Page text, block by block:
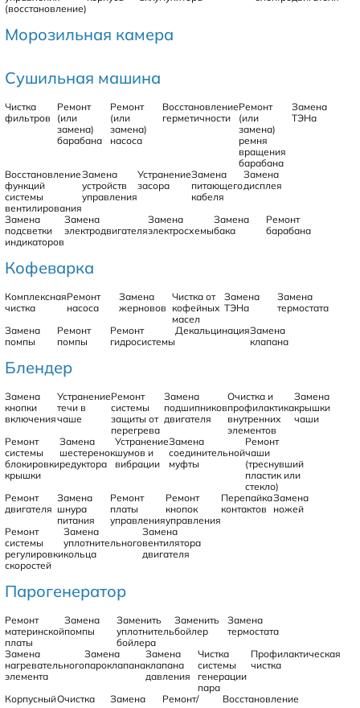
(восстановление)
Морозильная камера
Сушильная машина
Чистка
фильтров
Ремонт
(или
замена)
барабана
Ремонт
(или
замена)
насоса
Восстановление
герметичности
Ремонт
(или
замена)
ремня
вращения
барабана
Замена
ТЭНа
Восстановление
функций
системы
вентилирования
Замена
устройств
управления
Устранение
засора
Замена
питающего
кабеля
Замена
дисплея
Замена
подсветки
индикаторов
Замена
электродвигателя
Замена
электросхемы
Замена
бака
Ремонт
барабана
Кофеварка
Комплексная
чистка
Ремонт
насоса
Замена
жерновов
Чистка от
кофейных
масел
Замена
ТЭНа
Замена
термостата
Замена
помпы
Ремонт
помпы
Ремонт
гидросистемы
ДекальцинацияЗамена
клапана
Блендер
Замена
кнопки
включения
Устранение
течи в
чаше
Ремонт
системы
защиты от
перегрева
Замена
подшипников
двигателя
Очистка и
профилактика
внутренних
элементов
Замена
крышки
чаши
Ремонт
системы
блокировки
крышки
Замена
шестеренок
редуктора
Устранение
шумов и
вибрации
Замена
соединительной
муфты
Ремонт
чаши
(треснувший
пластик или
стекло)
Ремонт
двигателя
Замена
шнура
питания
Ремонт
платы
управления
Ремонт
кнопок
управления
Перепайка
контактов
Замена
ножей
Ремонт
системы
регулировки
скоростей
Замена
уплотнительного
кольца
Замена
вентилятора
двигателя
Парогенератор
Ремонт
материнской
платы
Замена
помпы
Заменить
уплотнитель
бойлера
Заменить
бойлер
Замена
термостата
Замена
нагревательного
элемента
Замена
пароклапана
Замена
клапана
давления
Чистка
системы
генерации
пара
Профилактическая
чистка
КорпусныйОчистка
Замена
Ремонт/
Восстановление